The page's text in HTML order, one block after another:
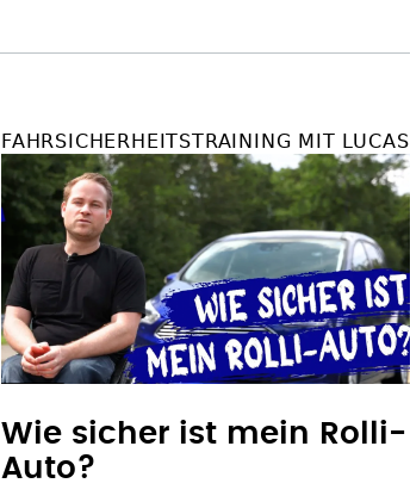
FAHRSICHERHEITSTRAINING MIT LUCAS
Wie sicher ist mein Rolli-
Auto?